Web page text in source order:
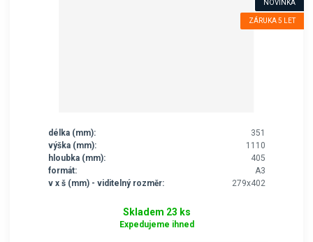
NOVINKA
ZÁRUKA 5 LET
délka (mm):
351
výška (mm):
1110
hloubka (mm):
405
formát:
A3
v x š (mm) - viditelný rozměr:
279x402
Skladem 23 ks
Expedujeme ihned